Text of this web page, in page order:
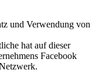
und Verwendung von
hat auf dieser
Facebook